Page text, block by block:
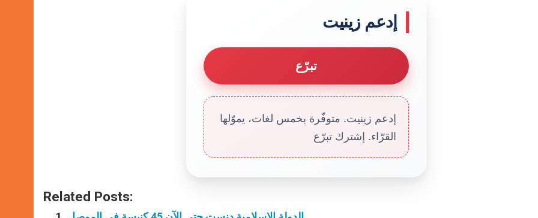
إدعم زينيت
تبرّع
إدعم زينيت. متوفّرة بخمس لغات، يموّلها
القرّاء. إشترك تبرّع
Related Posts: